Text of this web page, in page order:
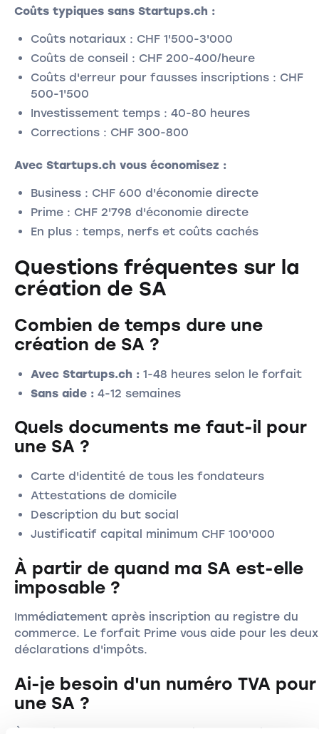
Coûts typiques sans Startups.ch :
Coûts notariaux : CHF 1'500-3'000
Coûts de conseil : CHF 200-400/heure
Coûts d'erreur pour fausses inscriptions : CHF
500-1'500
Investissement temps : 40-80 heures
Corrections : CHF 300-800
Avec Startups.ch vous économisez :
Business : CHF 600 d'économie directe
Prime : CHF 2'798 d'économie directe
En plus : temps, nerfs et coûts cachés
Questions fréquentes sur la
création de SA
Combien de temps dure une
création de SA ?
Avec Startups.ch : 1-48 heures selon le forfait
Sans aide : 4-12 semaines
Quels documents me faut-il pour
une SA ?
Carte d'identité de tous les fondateurs
Attestations de domicile
Description du but social
Justificatif capital minimum CHF 100'000
À partir de quand ma SA est-elle
imposable ?
Immédiatement après inscription au registre du
commerce. Le forfait Prime vous aide pour les deux
déclarations d'impôts.
Ai-je besoin d'un numéro TVA pour
une SA ?